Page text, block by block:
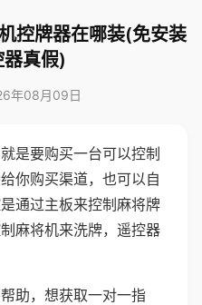
控牌器在哪装(免安装
真假)
年08月09日
是要购买一台可以控制
你购买渠道，也可以自
通过主板来控制麻将牌
麻将机来洗牌，遥控器
助，想获取一对一指